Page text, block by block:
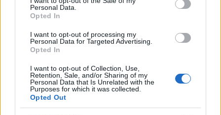
Personal Data.
Opted In
I want to opt-out of processing my
Personal Data for Targeted Advertising.
Opted In
I want to opt-out of Collection, Use,
Retention, Sale, and/or Sharing of my
Personal Data that Is Unrelated with the
Purposes for which it was collected.
Opted Out
NECROLOGIE